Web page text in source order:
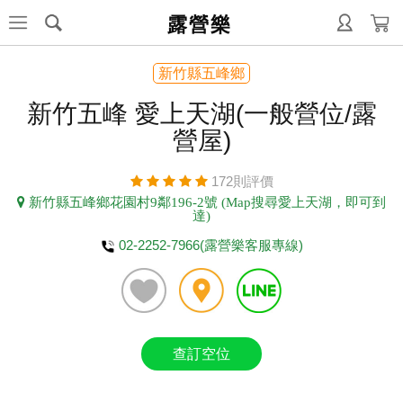
露營樂
新竹縣五峰鄉
新竹五峰 愛上天湖(一般營位/露
營屋)
172則評價
新竹縣五峰鄉花園村9鄰196-2號 (Map搜尋愛上天湖，即可到
達)
02-2252-7966(露營樂客服專線)
查訂空位